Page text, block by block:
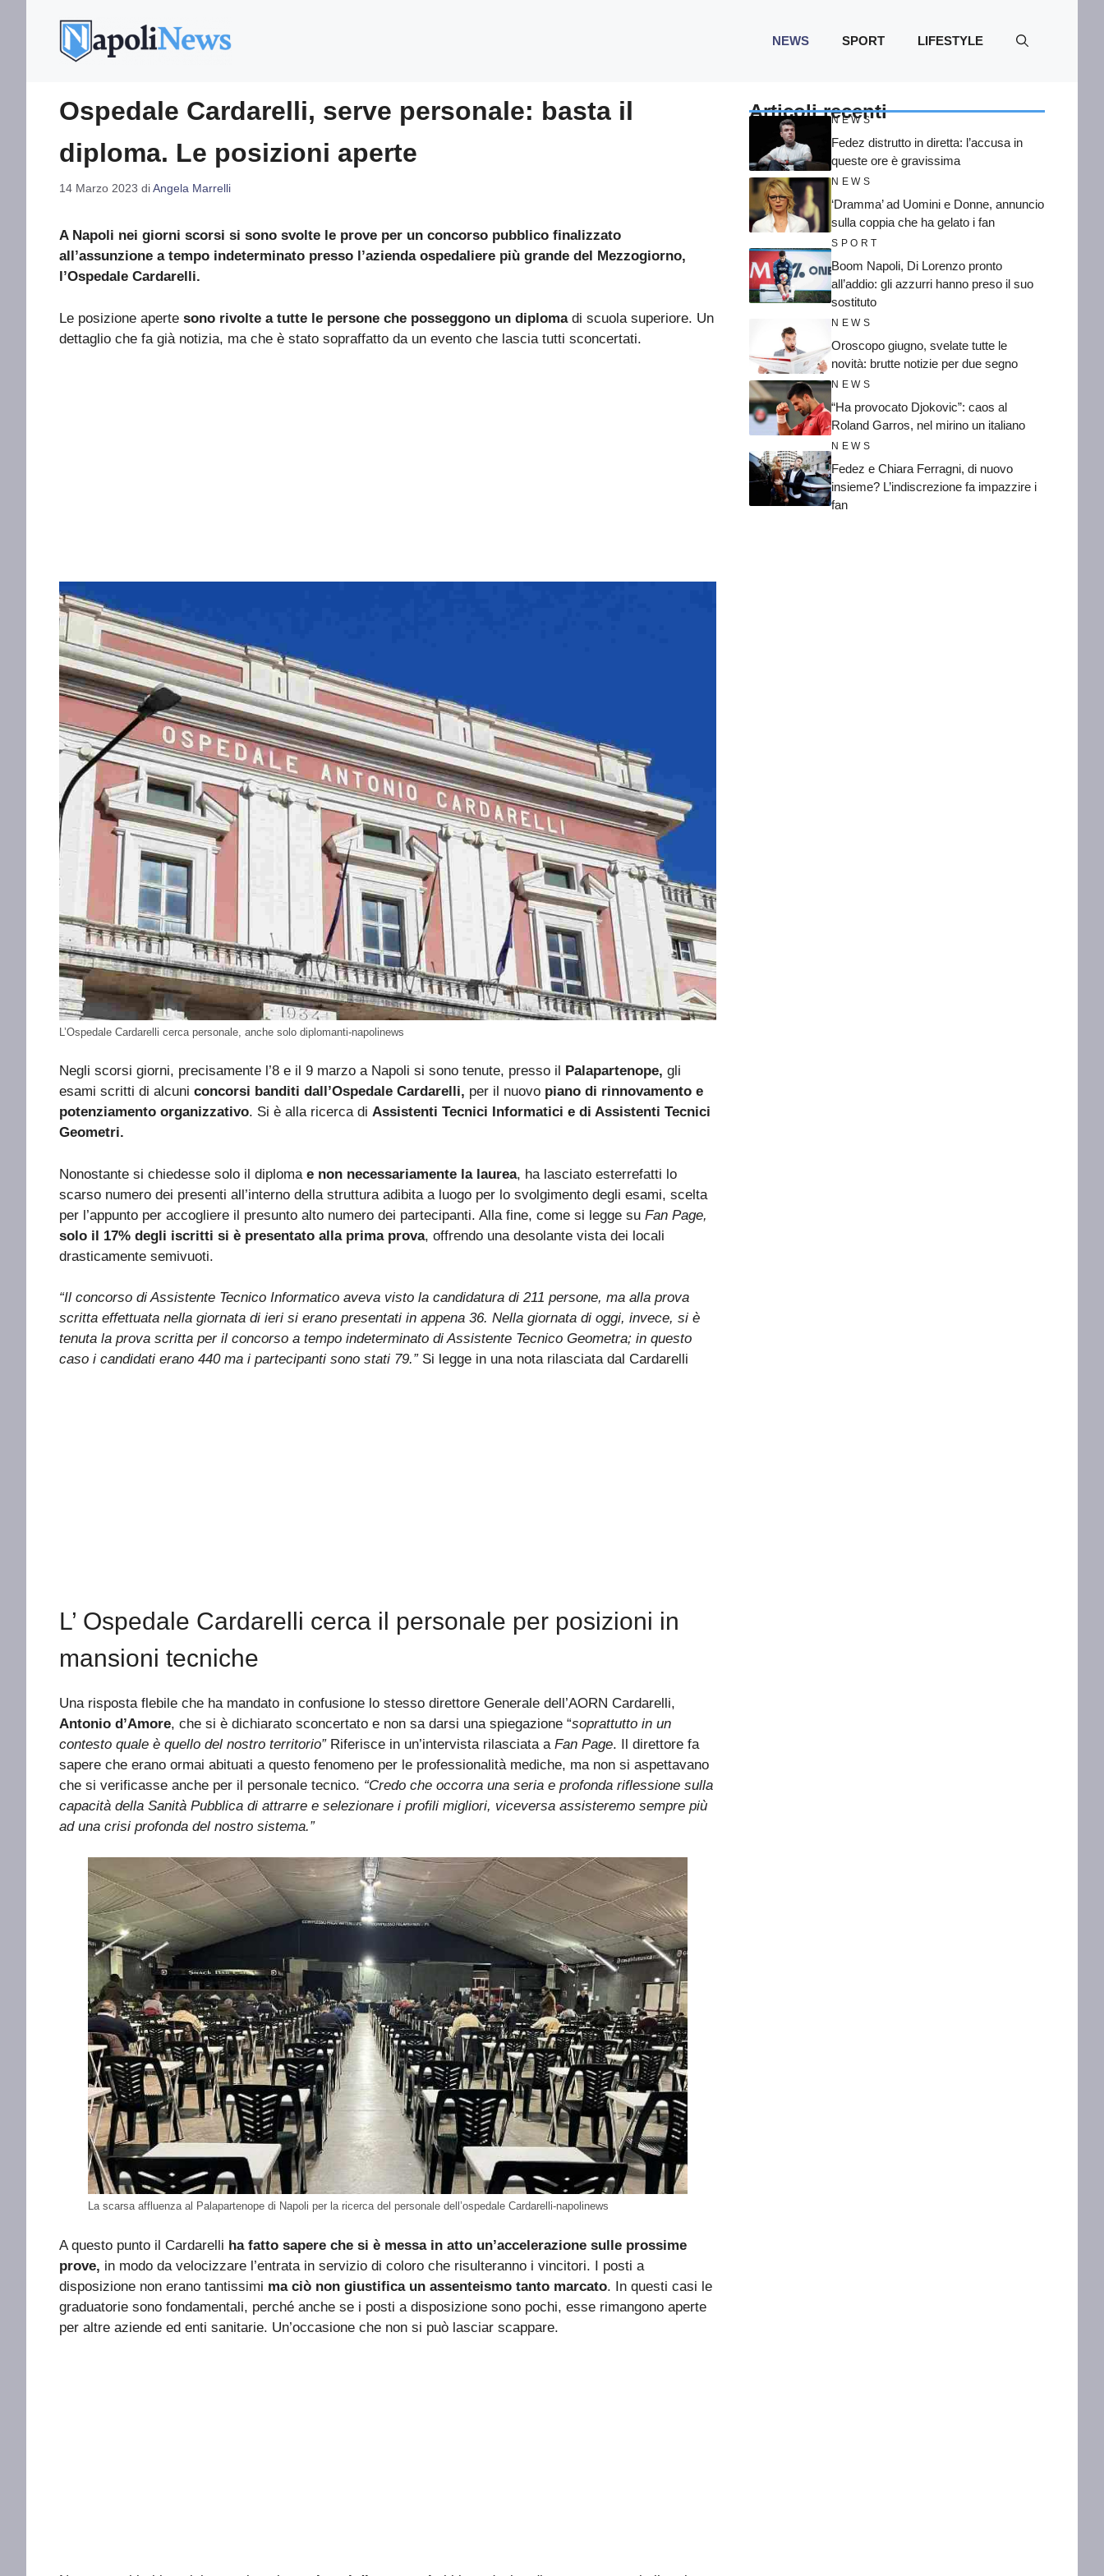
NEWS SPORT LIFESTYLE
Ospedale Cardarelli, serve personale: basta il
diploma. Le posizioni aperte
14 Marzo 2023 diAngela Marrelli
A Napoli nei giorni scorsi si sono svolte le prove per un concorso pubblico finalizzato
all’assunzione a tempo indeterminato presso l’azienda ospedaliere più grande del Mezzogiorno,
l’Ospedale Cardarelli.
Le posizione aperte sono rivolte a tutte le persone che posseggono un diploma di scuola superiore. Un
dettaglio che fa già notizia, ma che è stato sopraffatto da un evento che lascia tutti sconcertati.
L’Ospedale Cardarelli cerca personale, anche solo diplomanti-napolinews
Negli scorsi giorni, precisamente l’8 e il 9 marzo a Napoli si sono tenute, presso il Palapartenope, gli
esami scritti di alcuni concorsi banditi dall’Ospedale Cardarelli, per il nuovo piano di rinnovamento e
potenziamento organizzativo. Si è alla ricerca di Assistenti Tecnici Informatici e di Assistenti Tecnici
Geometri.
Nonostante si chiedesse solo il diploma e non necessariamente la laurea, ha lasciato esterrefatti lo
scarso numero dei presenti all’interno della struttura adibita a luogo per lo svolgimento degli esami, scelta
per l’appunto per accogliere il presunto alto numero dei partecipanti. Alla fine, come si legge su Fan Page,
solo il 17% degli iscritti si è presentato alla prima prova, offrendo una desolante vista dei locali
drasticamente semivuoti.
“Il concorso di Assistente Tecnico Informatico aveva visto la candidatura di 211 persone, ma alla prova
scritta effettuata nella giornata di ieri si erano presentati in appena 36. Nella giornata di oggi, invece, si è
tenuta la prova scritta per il concorso a tempo indeterminato di Assistente Tecnico Geometra; in questo
caso i candidati erano 440 ma i partecipanti sono stati 79.” Si legge in una nota rilasciata dal Cardarelli
L’ Ospedale Cardarelli cerca il personale per posizioni in
mansioni tecniche
Una risposta flebile che ha mandato in confusione lo stesso direttore Generale dell’AORN Cardarelli,
Antonio d’Amore, che si è dichiarato sconcertato e non sa darsi una spiegazione “soprattutto in un
contesto quale è quello del nostro territorio” Riferisce in un’intervista rilasciata a Fan Page. Il direttore fa
sapere che erano ormai abituati a questo fenomeno per le professionalità mediche, ma non si aspettavano
che si verificasse anche per il personale tecnico. “Credo che occorra una seria e profonda riflessione sulla
capacità della Sanità Pubblica di attrarre e selezionare i profili migliori, viceversa assisteremo sempre più
ad una crisi profonda del nostro sistema.”
La scarsa affluenza al Palapartenope di Napoli per la ricerca del personale dell’ospedale Cardarelli-napolinews
A questo punto il Cardarelli ha fatto sapere che si è messa in atto un’accelerazione sulle prossime
prove, in modo da velocizzare l’entrata in servizio di coloro che risulteranno i vincitori. I posti a
disposizione non erano tantissimi ma ciò non giustifica un assenteismo tanto marcato. In questi casi le
graduatorie sono fondamentali, perché anche se i posti a disposizione sono pochi, esse rimangono aperte
per altre aziende ed enti sanitarie. Un’occasione che non si può lasciar scappare.
Articoli recenti
NEWS
Fedez distrutto in diretta: l’accusa in
queste ore è gravissima
NEWS
‘Dramma’ ad Uomini e Donne, annuncio
sulla coppia che ha gelato i fan
SPORT
Boom Napoli, Di Lorenzo pronto
all’addio: gli azzurri hanno preso il suo
sostituto
NEWS
Oroscopo giugno, svelate tutte le
novità: brutte notizie per due segno
NEWS
“Ha provocato Djokovic”: caos al
Roland Garros, nel mirino un italiano
NEWS
Fedez e Chiara Ferragni, di nuovo
insieme? L’indiscrezione fa impazzire i
fan